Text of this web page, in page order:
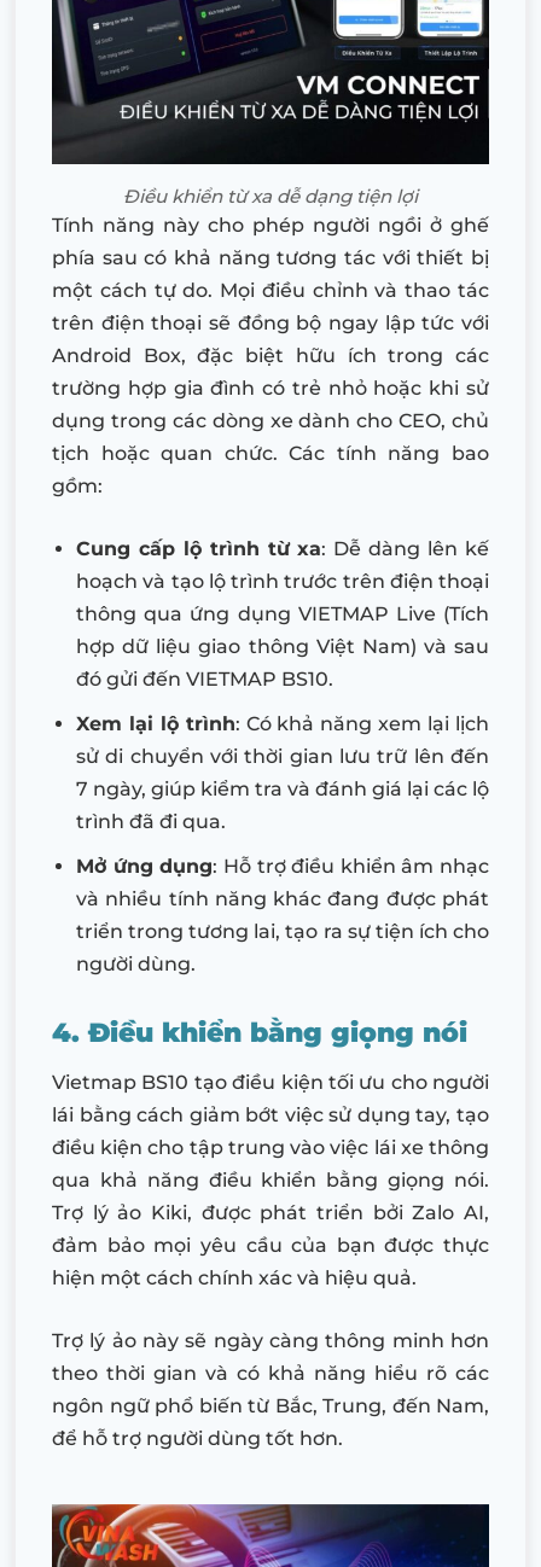
Điều khiển từ xa dễ dạng tiện lợi
Tính năng này cho phép người ngồi ở ghế
phía sau có khả năng tương tác với thiết bị
một cách tự do. Mọi điều chỉnh và thao tác
trên điện thoại sẽ đồng bộ ngay lập tức với
Android Box, đặc biệt hữu ích trong các
trường hợp gia đình có trẻ nhỏ hoặc khi sử
dụng trong các dòng xe dành cho CEO, chủ
tịch hoặc quan chức. Các tính năng bao
gồm:
Cung cấp lộ trình từ xa: Dễ dàng lên kế
hoạch và tạo lộ trình trước trên điện thoại
thông qua ứng dụng VIETMAP Live (Tích
hợp dữ liệu giao thông Việt Nam) và sau
đó gửi đến VIETMAP BS10.
Xem lại lộ trình: Có khả năng xem lại lịch
sử di chuyển với thời gian lưu trữ lên đến
7 ngày, giúp kiểm tra và đánh giá lại các lộ
trình đã đi qua.
Mở ứng dụng: Hỗ trợ điều khiển âm nhạc
và nhiều tính năng khác đang được phát
triển trong tương lai, tạo ra sự tiện ích cho
người dùng.
4. Điều khiển bằng giọng nói
Vietmap BS10 tạo điều kiện tối ưu cho người
lái bằng cách giảm bớt việc sử dụng tay, tạo
điều kiện cho tập trung vào việc lái xe thông
qua khả năng điều khiển bằng giọng nói.
Trợ lý ảo Kiki, được phát triển bởi Zalo AI,
đảm bảo mọi yêu cầu của bạn được thực
hiện một cách chính xác và hiệu quả.
Trợ lý ảo này sẽ ngày càng thông minh hơn
theo thời gian và có khả năng hiểu rõ các
ngôn ngữ phổ biến từ Bắc, Trung, đến Nam,
để hỗ trợ người dùng tốt hơn.